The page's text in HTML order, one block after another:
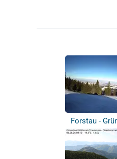
Forstau -